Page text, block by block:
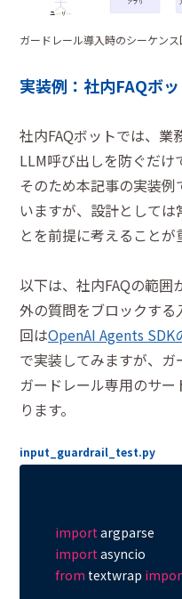
ガードレール導入時のシーケンス
実装例：社内FAQボ
社内FAQボットでは、業
LLM呼び出しを防ぐだけ
そのため本記事の実装例
いますが、設計として
とを前提に考えることが
以下は、社内FAQの範
外の質問をブロックする
回はOpenAI Agents
で実装してみますが、ガ
ガードレール専用のサ
ります。
input_guardrail_test.py
import
import
from textwrap